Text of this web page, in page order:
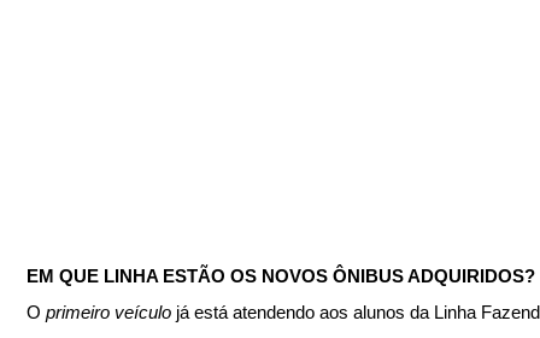
EM QUE LINHA ESTÃO OS NOVOS ÔNIBUS ADQUIRIDOS?
O primeiro veículo já está atendendo aos alunos da Linha